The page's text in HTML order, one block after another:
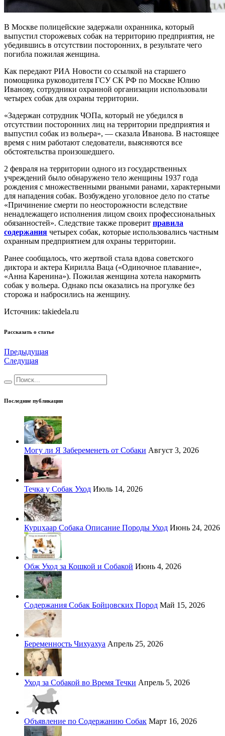
В Москве полицейские задержали охранника, который
выпустил сторожевых собак на территорию предприятия, не
убедившись в отсутствии посторонних, в результате чего
погибла пожилая женщина.
Как передают РИА Новости со ссылкой на старшего
помощника руководителя ГСУ СК РФ по Москве Юлию
Иванову, сотрудники охранной организации использовали
четырех собак для охраны территории.
«Задержан сотрудник ЧОПа, который не убедился в
отсутствии посторонних лиц на территории предприятия и
выпустил собак из вольера», — сказала Иванова. В настоящее
время с ним работают следователи, выясняются все
обстоятельства произошедшего.
2 февраля на территории одного из государственных
учреждений было обнаружено тело женщины 1937 года
рождения с множественными рваными ранами, характерными
для нападения собак. Возбуждено уголовное дело по статье
«Причинение смерти по неосторожности вследствие
ненадлежащего исполнения лицом своих профессиональных
обязанностей». Следствие также проверит правила
содержания четырех собак, которые использовались частным
охранным предприятием для охраны территории.
Ранее сообщалось, что жертвой стала вдова советского
диктора и актера Кирилла Ваца («Одиночное плавание»,
«Анна Каренина»). Пожилая женщина хотела накормить
собак у вольера. Однако псы оказались на прогулке без
сторожа и набросились на женщину.
Источник: takiedela.ru
Рассказать о статье
Предыдущая
Следущая
Последние публикации
Могу ли Я Забеременеть от Собаки Август 3, 2026
Течка у Собак Уход Июль 14, 2026
Курцхаар Собака Описание Породы Уход Июнь 24, 2026
Обж Уход за Кошкой и Собакой Июнь 4, 2026
Содержания Собак Бойцовских Пород Май 15, 2026
Беременность Чихуахуа Апрель 25, 2026
Уход за Собакой во Время Течки Апрель 5, 2026
Объявление по Содержанию Собак Март 16, 2026